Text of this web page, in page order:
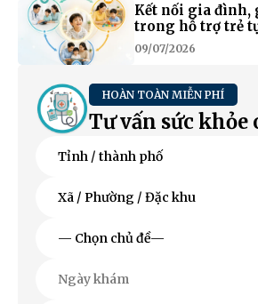
Kết nối gia đình,
trong hỗ trợ trẻ
09/07/2026
HOÀN TOÀN MIỄN PHÍ
Tư vấn sức